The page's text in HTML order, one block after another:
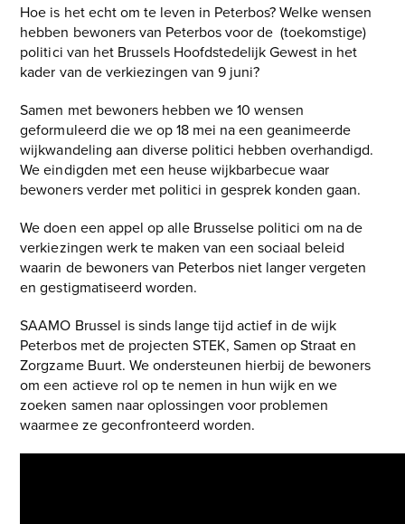
buttons
escape
to
go
to
first
slide
Hoe is het echt om te leven in Peterbos? Welke wensen
hebben bewoners van Peterbos voor de (toekomstige)
politici van het Brussels Hoofdstedelijk Gewest in het
kader van de verkiezingen van 9 juni?
Samen met bewoners hebben we 10 wensen
geformuleerd die we op 18 mei na een geanimeerde
wijkwandeling aan diverse politici hebben overhandigd.
We eindigden met een heuse wijkbarbecue waar
bewoners verder met politici in gesprek konden gaan.
We doen een appel op alle Brusselse politici om na de
verkiezingen werk te maken van een sociaal beleid
waarin de bewoners van Peterbos niet langer vergeten
en gestigmatiseerd worden.
SAAMO Brussel is sinds lange tijd actief in de wijk
Peterbos met de projecten STEK, Samen op Straat en
Zorgzame Buurt. We ondersteunen hierbij de bewoners
om een actieve rol op te nemen in hun wijk en we
zoeken samen naar oplossingen voor problemen
waarmee ze geconfronteerd worden.